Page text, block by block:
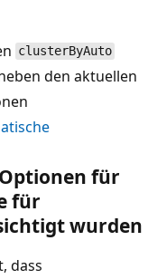
clusterByAuto
den aktuellen
für
für
wurden
dass